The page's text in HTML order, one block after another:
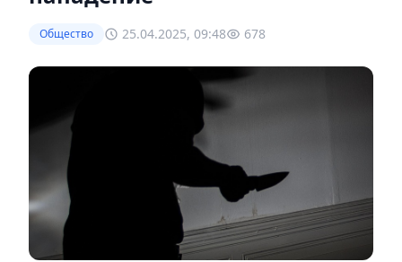
Общество 25.04.2025, 09:48 678